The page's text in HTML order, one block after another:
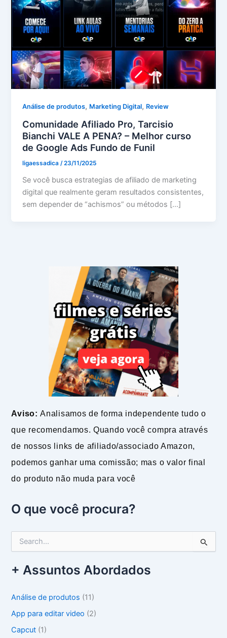
Análise de produtos, Marketing Digital, Review
Comunidade Afiliado Pro, Tarcisio
Bianchi VALE A PENA? – Melhor curso
de Google Ads Fundo de Funil
ligaessadica/23/11/2025
Se você busca estrategias de afiliado de marketing
digital que realmente geram resultados consistentes,
sem depender de “achismos” ou métodos […]
Aviso: Analisamos de forma independente tudo o
que recomendamos. Quando você compra através
de nossos links de afiliado/associado Amazon,
podemos ganhar uma comissão; mas o valor final
do produto não muda para você
O que você procura?
e
q
s
a
p
+ Assuntos Abordados
Análise de produtos (11)
App para editar video (2)
Capcut (1)